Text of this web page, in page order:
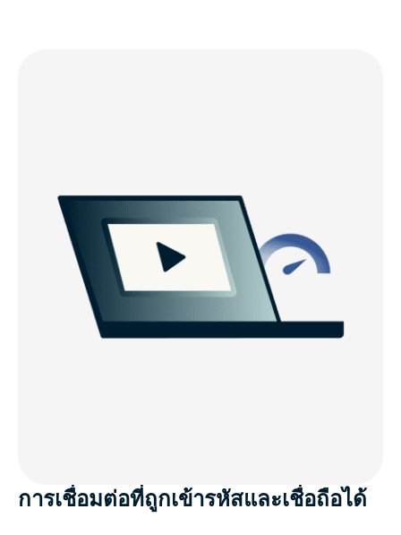
การเชื่อมต่อที่ถูกเข้ารหัสและเชื่อถือได้